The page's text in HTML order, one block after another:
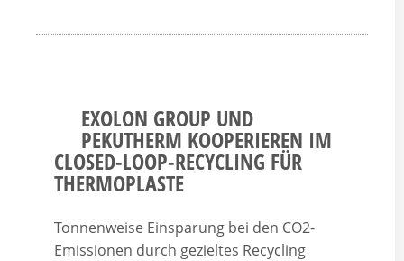
EXOLON GROUP UND
PEKUTHERM KOOPERIEREN IM
CLOSED-LOOP-RECYCLING FÜR
THERMOPLASTE
Tonnenweise Einsparung bei den CO2-
Emissionen durch gezieltes Recycling